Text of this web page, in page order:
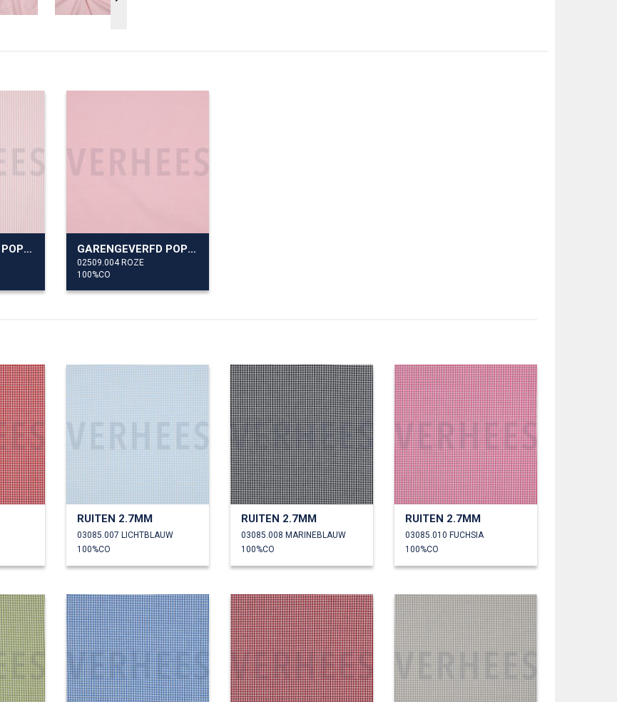
GARENGEVERFD POPLIN STREPEN 3MM GARENGEVERFD POPLIN
02509.004 ROZE
100%CO
RUITEN 2.7MM
03085.007 LICHTBLAUW
100%CO
RUITEN 2.7MM
03085.008 MARINEBLAUW
100%CO
RUITEN 2.7MM
03085.010 FUCHSIA
100%CO